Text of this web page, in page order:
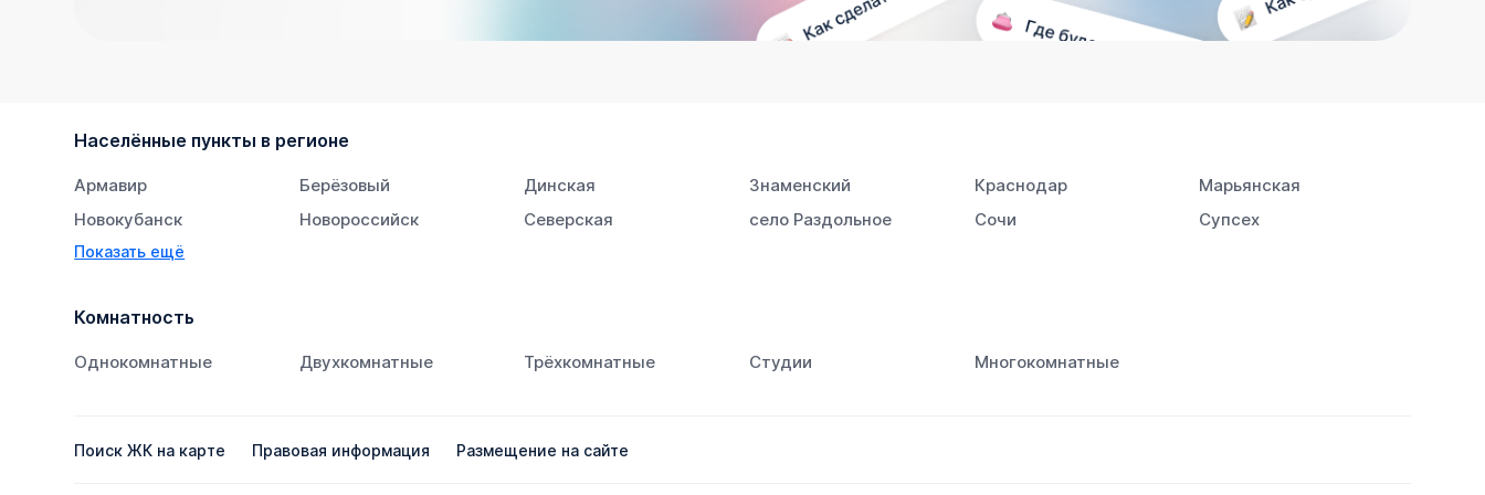
Населённые пункты в регионе
Армавир Берёзовый Динская Знаменский Краснодар
Марьянская
Новокубанск
Новороссийск Северская село Раздольное Сочи
Супсех
Тихорецк
Показать ещё
Комнатность
Однокомнатные Двухкомнатные Трёхкомнатные Студии Многокомнатные
Поиск ЖК на карте Правовая информация Размещение на сайте